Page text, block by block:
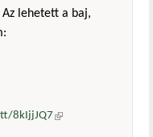
lehetett a baj,
8kIjjJQ7(külső